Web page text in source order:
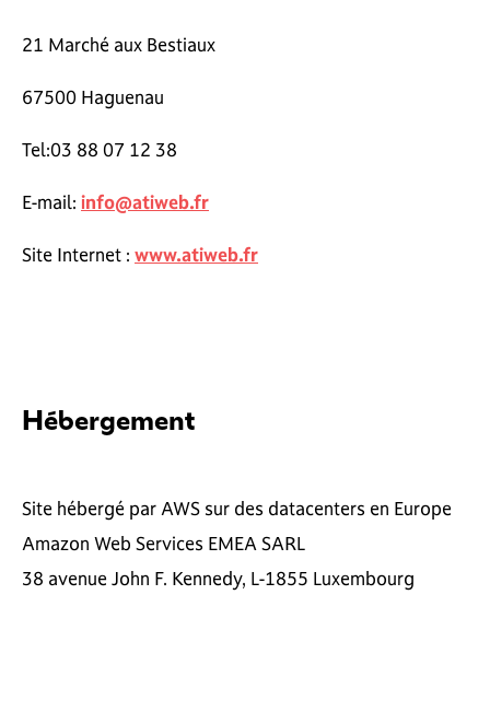
21 Marché aux Bestiaux
67500 Haguenau
Tel:03 88 07 12 38
E-mail: info@atiweb.fr
Site Internet : www.atiweb.fr
Hébergement
Site hébergé par AWS sur des datacenters en Europe
Amazon Web Services EMEA SARL
38 avenue John F. Kennedy, L-1855 Luxembourg